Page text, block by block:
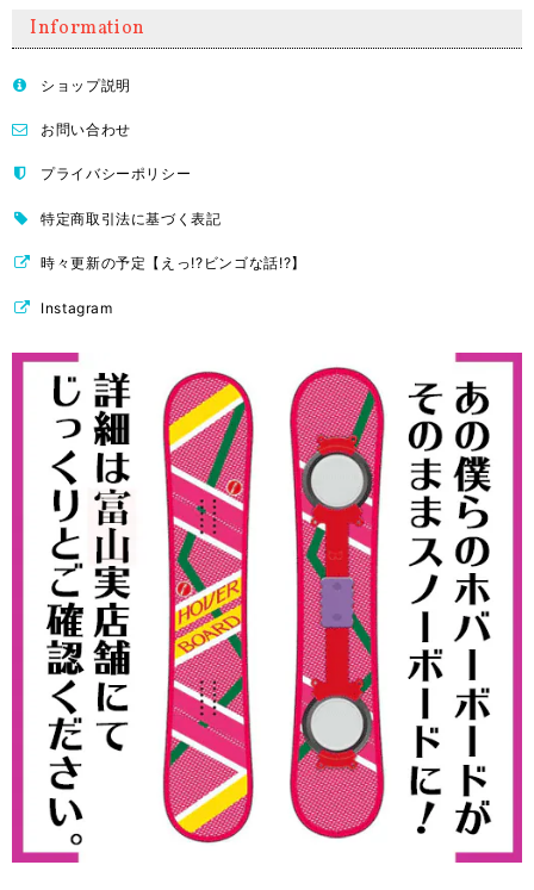
Information
ショップ説明
お問い合わせ
プライバシーポリシー
特定商取引法に基づく表記
時々更新の予定【えっ!?ビンゴな話!?】
Instagram